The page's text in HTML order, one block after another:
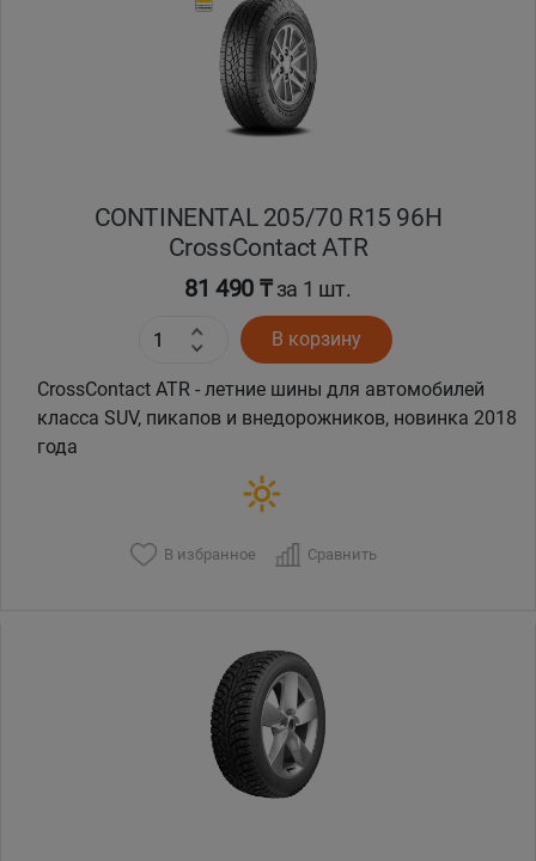
CONTINENTAL 205/70 R15 96H
CrossContact ATR
81 490 ₸за 1 шт.
В корзину
CrossContact ATR - летние шины для автомобилей
класса SUV, пикапов и внедорожников, новинка 2018
года
В избранное Сравнить
Павлодар
Талдыкорган